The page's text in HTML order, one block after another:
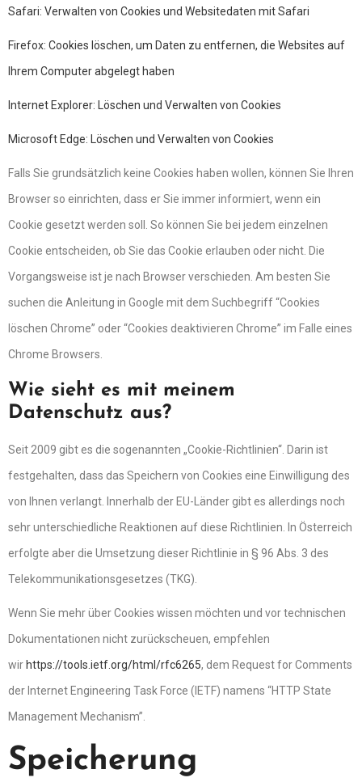
Safari: Verwalten von Cookies und Websitedaten mit Safari
Firefox: Cookies löschen, um Daten zu entfernen, die Websites auf
Ihrem Computer abgelegt haben
Internet Explorer: Löschen und Verwalten von Cookies
Microsoft Edge: Löschen und Verwalten von Cookies
Falls Sie grundsätzlich keine Cookies haben wollen, können Sie Ihren
Browser so einrichten, dass er Sie immer informiert, wenn ein
Cookie gesetzt werden soll. So können Sie bei jedem einzelnen
Cookie entscheiden, ob Sie das Cookie erlauben oder nicht. Die
Vorgangsweise ist je nach Browser verschieden. Am besten Sie
suchen die Anleitung in Google mit dem Suchbegriff “Cookies
löschen Chrome” oder “Cookies deaktivieren Chrome” im Falle eines
Chrome Browsers.
Wie sieht es mit meinem
Datenschutz aus?
Seit 2009 gibt es die sogenannten „Cookie-Richtlinien“. Darin ist
festgehalten, dass das Speichern von Cookies eine Einwilligung des
von Ihnen verlangt. Innerhalb der EU-Länder gibt es allerdings noch
sehr unterschiedliche Reaktionen auf diese Richtlinien. In Österreich
erfolgte aber die Umsetzung dieser Richtlinie in § 96 Abs. 3 des
Telekommunikationsgesetzes (TKG).
Wenn Sie mehr über Cookies wissen möchten und vor technischen
Dokumentationen nicht zurückscheuen, empfehlen
wir https://tools.ietf.org/html/rfc6265, dem Request for Comments
der Internet Engineering Task Force (IETF) namens “HTTP State
Management Mechanism”.
Speicherung